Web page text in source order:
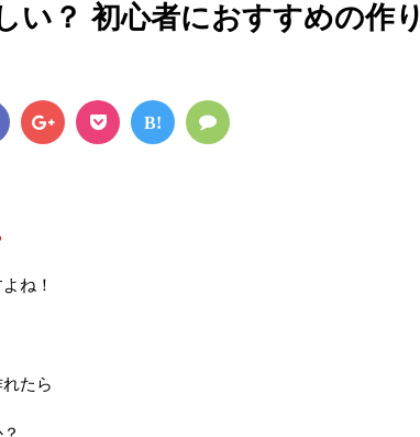
い？ 初心者におすすめの作り
B!
ね！
たら